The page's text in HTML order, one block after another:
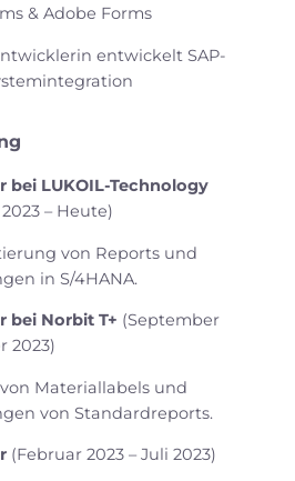
& Adobe Forms
bei LUKOIL-Technology
– Heute)
von Reports und
in S/4HANA.
bei Norbit T+ (September
2023)
Materiallabels und
von Standardreports.
(Februar 2023 – Juli 2023)